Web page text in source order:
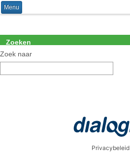
Menu
Zoeken
Zoek naar
Privacybeleid